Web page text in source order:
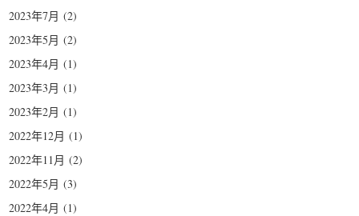
2023年7月 (2)
2023年5月 (2)
2023年4月 (1)
2023年3月 (1)
2023年2月 (1)
2022年12月 (1)
2022年11月 (2)
2022年5月 (3)
2022年4月 (1)